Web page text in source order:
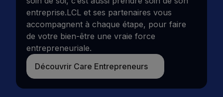
entreprise.LCL et ses partenaires vous
accompagnent à chaque étape, pour faire
de votre bien-être une vraie force
entrepreneuriale.
Découvrir Care Entrepreneurs
Découvrir Care Entrepreneurs